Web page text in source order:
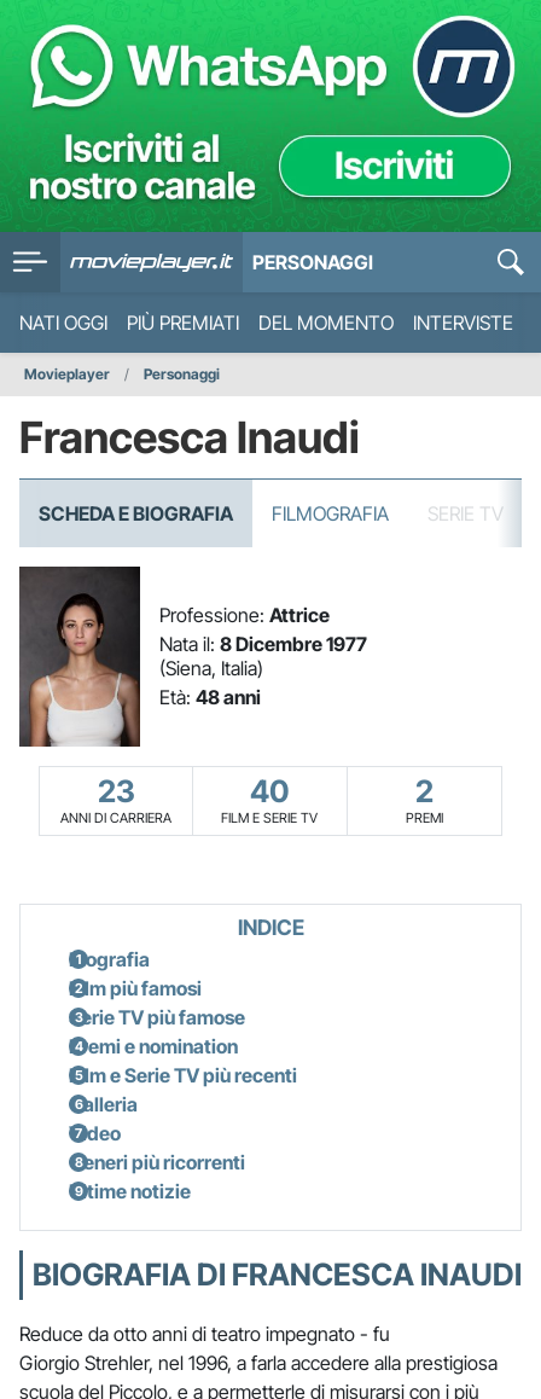
PERSONAGGI
NATI OGGI PIÙ PREMIATI DEL MOMENTO INTERVISTE
Movieplayer Personaggi
Francesca Inaudi
SCHEDA E BIOGRAFIA FILMOGRAFIA SERIE TV
Professione: Attrice
Nata il: 8 Dicembre 1977
(Siena, Italia)
Età: 48 anni
23
ANNI DI CARRIERA
40
FILM E SERIE TV
2
PREMI
INDICE
Biografia
Film più famosi
Serie TV più famose
Premi e nomination
Film e Serie TV più recenti
Galleria
Video
Generi più ricorrenti
Ultime notizie
BIOGRAFIA DI FRANCESCA INAUDI
Reduce da otto anni di teatro impegnato - fu
Giorgio Strehler, nel 1996, a farla accedere alla prestigiosa
scuola del Piccolo, e a permetterle di misurarsi con i più